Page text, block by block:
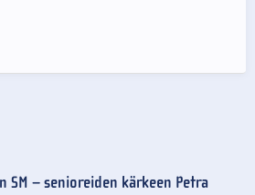
SM – senioreiden kärkeen Petra